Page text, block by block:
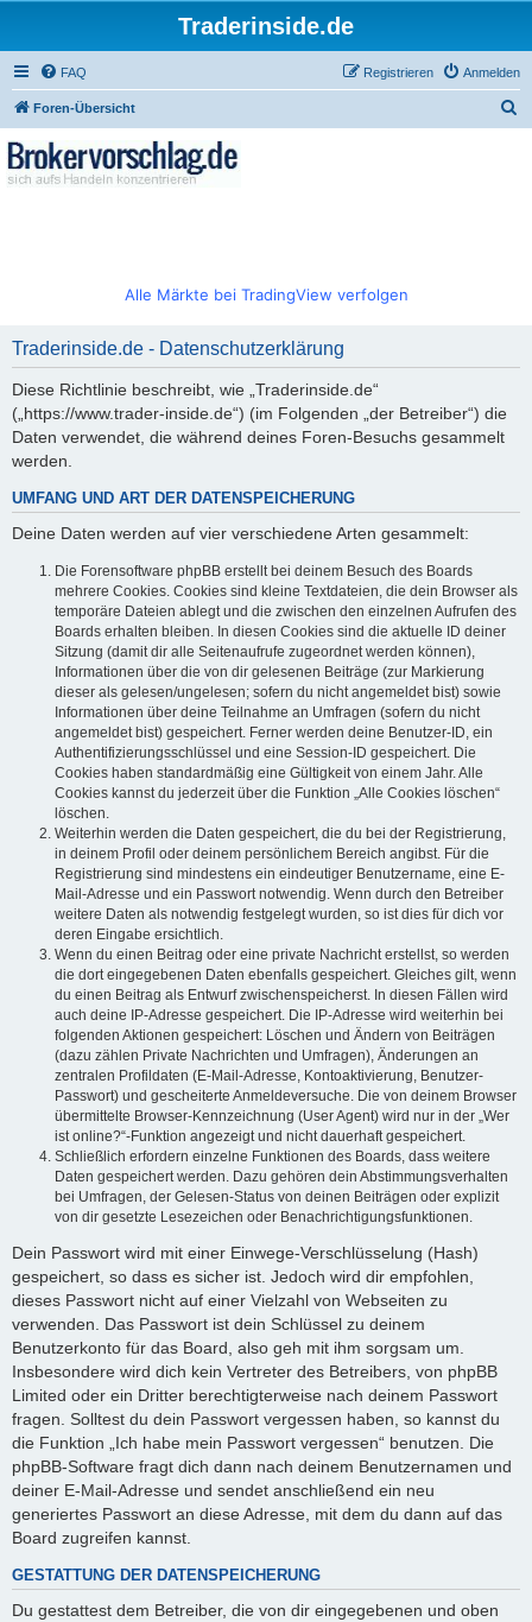
Traderinside.de
FAQ Anmelden
Registrieren
Foren-Übersicht
Alle Märkte bei TradingView verfolgen
Traderinside.de - Datenschutzerklärung
Diese Richtlinie beschreibt, wie „Traderinside.de“
(„https://www.trader-inside.de“) (im Folgenden „der Betreiber“) die
Daten verwendet, die während deines Foren-Besuchs gesammelt
werden.
UMFANG UND ART DER DATENSPEICHERUNG
Deine Daten werden auf vier verschiedene Arten gesammelt:
Die Forensoftware phpBB erstellt bei deinem Besuch des Boards
mehrere Cookies. Cookies sind kleine Textdateien, die dein Browser als
temporäre Dateien ablegt und die zwischen den einzelnen Aufrufen des
Boards erhalten bleiben. In diesen Cookies sind die aktuelle ID deiner
Sitzung (damit dir alle Seitenaufrufe zugeordnet werden können),
Informationen über die von dir gelesenen Beiträge (zur Markierung
dieser als gelesen/ungelesen; sofern du nicht angemeldet bist) sowie
Informationen über deine Teilnahme an Umfragen (sofern du nicht
angemeldet bist) gespeichert. Ferner werden deine Benutzer-ID, ein
Authentifizierungsschlüssel und eine Session-ID gespeichert. Die
Cookies haben standardmäßig eine Gültigkeit von einem Jahr. Alle
Cookies kannst du jederzeit über die Funktion „Alle Cookies löschen“
löschen.
Weiterhin werden die Daten gespeichert, die du bei der Registrierung,
in deinem Profil oder deinem persönlichem Bereich angibst. Für die
Registrierung sind mindestens ein eindeutiger Benutzername, eine E-
Mail-Adresse und ein Passwort notwendig. Wenn durch den Betreiber
weitere Daten als notwendig festgelegt wurden, so ist dies für dich vor
deren Eingabe ersichtlich.
Wenn du einen Beitrag oder eine private Nachricht erstellst, so werden
die dort eingegebenen Daten ebenfalls gespeichert. Gleiches gilt, wenn
du einen Beitrag als Entwurf zwischenspeicherst. In diesen Fällen wird
auch deine IP-Adresse gespeichert. Die IP-Adresse wird weiterhin bei
folgenden Aktionen gespeichert: Löschen und Ändern von Beiträgen
(dazu zählen Private Nachrichten und Umfragen), Änderungen an
zentralen Profildaten (E-Mail-Adresse, Kontoaktivierung, Benutzer-
Passwort) und gescheiterte Anmeldeversuche. Die von deinem Browser
übermittelte Browser-Kennzeichnung (User Agent) wird nur in der „Wer
ist online?“-Funktion angezeigt und nicht dauerhaft gespeichert.
Schließlich erfordern einzelne Funktionen des Boards, dass weitere
Daten gespeichert werden. Dazu gehören dein Abstimmungsverhalten
bei Umfragen, der Gelesen-Status von deinen Beiträgen oder explizit
von dir gesetzte Lesezeichen oder Benachrichtigungsfunktionen.
Dein Passwort wird mit einer Einwege-Verschlüsselung (Hash)
gespeichert, so dass es sicher ist. Jedoch wird dir empfohlen,
dieses Passwort nicht auf einer Vielzahl von Webseiten zu
verwenden. Das Passwort ist dein Schlüssel zu deinem
Benutzerkonto für das Board, also geh mit ihm sorgsam um.
Insbesondere wird dich kein Vertreter des Betreibers, von phpBB
Limited oder ein Dritter berechtigterweise nach deinem Passwort
fragen. Solltest du dein Passwort vergessen haben, so kannst du
die Funktion „Ich habe mein Passwort vergessen“ benutzen. Die
phpBB-Software fragt dich dann nach deinem Benutzernamen und
deiner E-Mail-Adresse und sendet anschließend ein neu
generiertes Passwort an diese Adresse, mit dem du dann auf das
Board zugreifen kannst.
GESTATTUNG DER DATENSPEICHERUNG
Du gestattest dem Betreiber, die von dir eingegebenen und oben